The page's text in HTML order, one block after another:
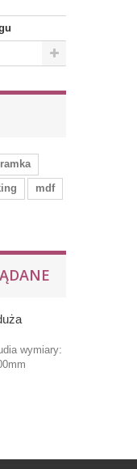
ramka
mdf
wymiary: